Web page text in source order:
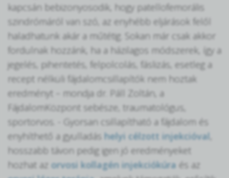
kapcsán bebizonyosodik, hogy patellofemorális
szindrómáról van szó, az enyhébb eljárások felől
haladhatunk akár a műtétig. Sokan már csak akkor
fordulnak hozzánk, ha a házilagos módszerek, így a
jegelés, pihentetés, felpolcolás, fáslizás, esetleg a
recept nélküli fájdalomcsillapítók nem hoztak
eredményt – mondja dr. Páll Zoltán, a
FájdalomKözpont sebésze, traumatológus,
sportorvos. - Gyorsan csillapítható a fájdalom és
enyhíthető a gyulladás helyi célzott injekcióval
hosszabb távon pedig igen jó eredményeket
hozhat az orvosi kollagén injekciókúra és az